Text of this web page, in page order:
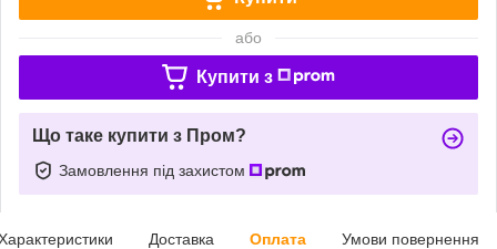
або
Купити з
Що таке купити з Пром?
Замовлення під захистом
Доставка Оплата Умови повернення